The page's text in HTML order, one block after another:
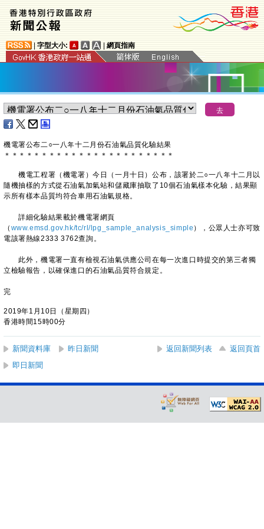
字型大小: 網頁指南
機電署公布二○一八年十二月份石油氣品質化驗結果
＊ ＊ ＊ ＊ ＊ ＊ ＊ ＊ ＊ ＊ ＊ ＊ ＊ ＊ ＊ ＊ ＊ ＊ ＊ ＊ ＊ ＊ ＊
機電工程署（機電署）今日（一月十日）公布，該署於二○一八年十二月以
隨機抽樣的方式從石油氣加氣站和儲藏庫抽取了10個石油氣樣本化驗，結果顯
示所有樣本品質均符合車用石油氣規格。
詳細化驗結果載於機電署網頁
（ www.emsd.gov.hk/tc/rl/lpg_sample_analysis_simple ），公眾人士亦可致
電該署熱線2333 3762查詢。
​此外，機電署一直有檢視石油氣供應公司在每一次進口時提交的第三者獨
立檢驗報告，以確保進口的石油氣品質符合規定。
完
2019年1月10日（星期四）
香港時間15時00分
新聞資料庫 昨日新聞 返回新聞列表
返回頁首
即日新聞